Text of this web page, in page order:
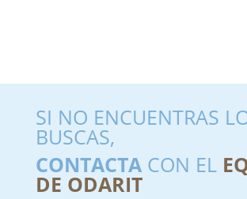
SI NO ENCUENTRAS
BUSCAS,
CONTACTACON EL
DE ODARIT